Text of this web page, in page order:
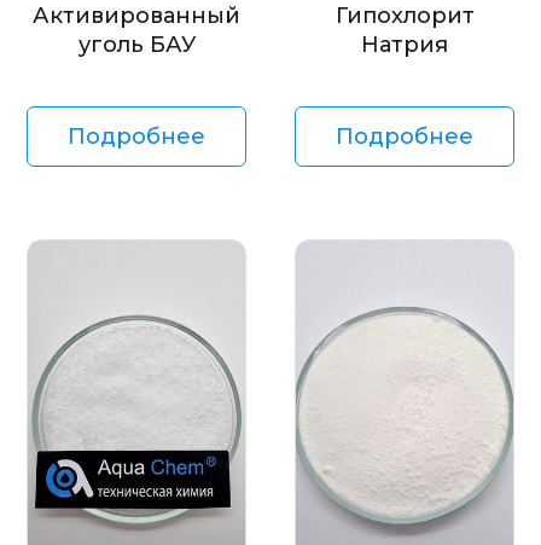
Активированный
уголь БАУ
Подробнее
Гипохлорит
Натрия
Подробнее